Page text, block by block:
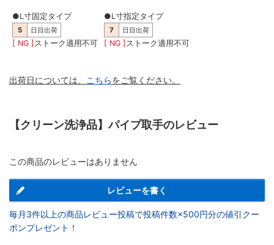
●L寸固定タイプ
5 日目出荷
[ NG ] ストーク適用不可
●L寸指定タイプ
7 日目出荷
[ NG ] ストーク適用不可
出荷日については、 こちらをご覧ください。
【クリーン洗浄品】パイプ取手のレビュー
この商品のレビューはありません
レビューを書く
毎月3件以上の商品レビュー投稿で投稿件数×500円分の値引クー
ポンプレゼント！